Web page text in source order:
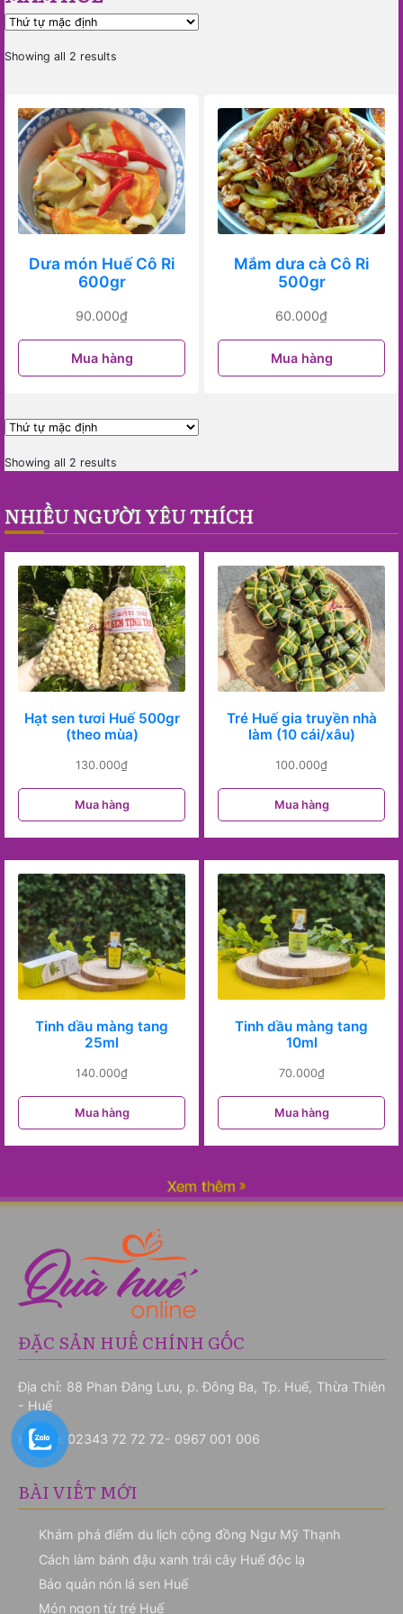
Showing all 2 results
Dưa món Huế Cô Ri
600gr
90.000₫
Mua hàng
Mắm dưa cà Cô Ri
500gr
60.000₫
Mua hàng
Showing all 2 results
NHIỀU NGƯỜI YÊU THÍCH
Hạt sen tươi Huế 500gr
(theo mùa)
130.000₫
Mua hàng
Tré Huế gia truyền nhà
làm (10 cái/xâu)
100.000₫
Mua hàng
Tinh dầu màng tang
25ml
140.000₫
Mua hàng
Tinh dầu màng tang
10ml
70.000₫
Mua hàng
Xem thêm
ĐẶC SẢN HUẾ CHÍNH GỐC
Địa chỉ: 88 Phan Đăng Lưu, p. Đông Ba, Tp. Huế, Thừa Thiên
- Huế
Hotline: 02343 72 72 72- 0967 001 006
BÀI VIẾT MỚI
Khám phá điểm du lịch cộng đồng Ngư Mỹ Thạnh
Cách làm bánh đậu xanh trái cây Huế độc lạ
Bảo quản nón lá sen Huế
Món ngon từ tré Huế